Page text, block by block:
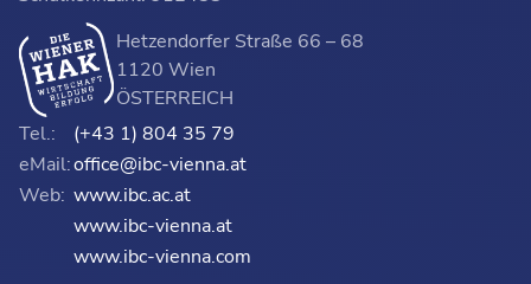
Hetzendorfer Straße 66 – 68
1120 Wien
ÖSTERREICH
Tel.:
(+43 1) 804 35 79
eMail:office@ibc-vienna.at
Web: www.ibc.ac.at
www.ibc-vienna.at
www.ibc-vienna.com